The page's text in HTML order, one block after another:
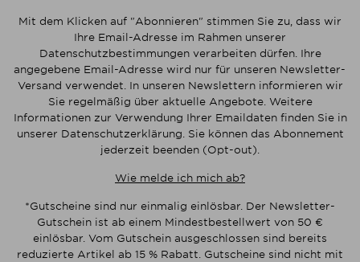
Mit dem Klicken auf "Abonnieren" stimmen Sie zu, dass wir
Ihre Email-Adresse im Rahmen unserer
Datenschutzbestimmungen verarbeiten dürfen. Ihre
angegebene Email-Adresse wird nur für unseren Newsletter-
Versand verwendet. In unseren Newslettern informieren wir
Sie regelmäßig über aktuelle Angebote. Weitere
Informationen zur Verwendung Ihrer Emaildaten finden Sie in
unserer Datenschutzerklärung. Sie können das Abonnement
jederzeit beenden (Opt-out).
Wie melde ich mich ab?
*Gutscheine sind nur einmalig einlösbar. Der Newsletter-
Gutschein ist ab einem Mindestbestellwert von 50 €
einlösbar. Vom Gutschein ausgeschlossen sind bereits
reduzierte Artikel ab 15 % Rabatt. Gutscheine sind nicht mit